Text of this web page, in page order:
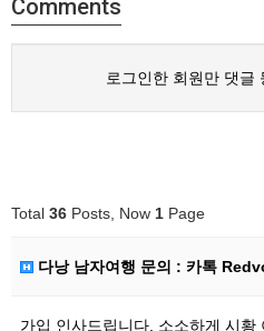
Comments
로그인한 회원만 댓글
Total 36 Posts, Now 1 Page
다낭 남자여행 문의 : 카톡
가입 인사드립니다. 소소하게 시황